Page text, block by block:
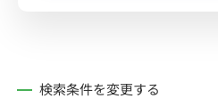
検索条件を変更する